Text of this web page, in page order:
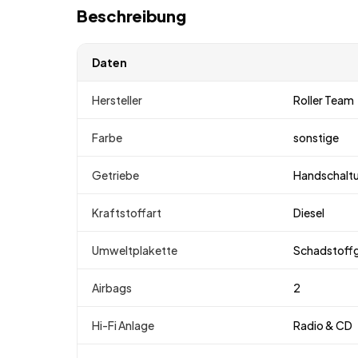
Beschreibung
Daten
Hersteller Roller Team
Farbe sonstige
Getriebe
Kraftstoffart Diesel
Umweltplakette
Airbags 2
Hi-Fi Anlage Radio & CD